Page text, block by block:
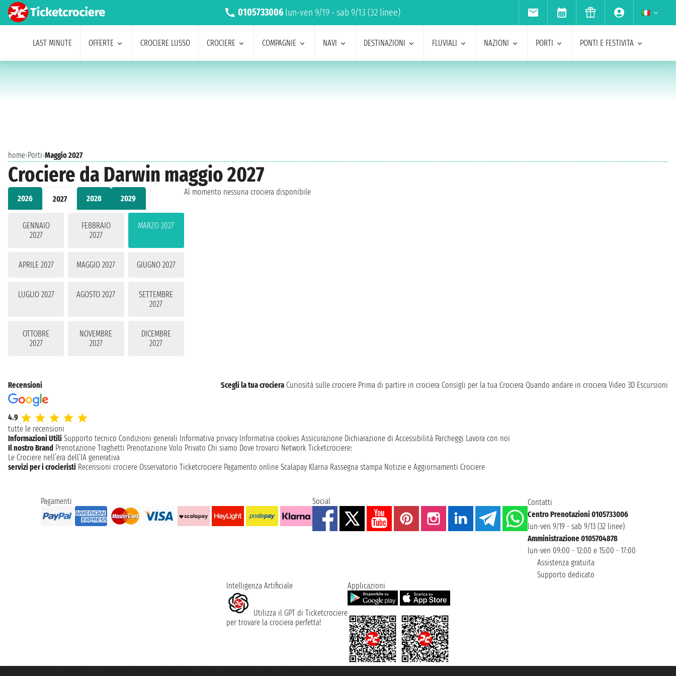
0105733006 lun-ven 9/19 - sab 9/13 (32 linee)
LAST MINUTE OFFERTE CROCIERE LUSSO CROCIERE COMPAGNIE NAVI DESTINAZIONI FLUVIALI NAZIONI PORTI PONTI E FESTIVITA
home›Porti›Maggio 2027
Crociere da Darwin maggio 2027
2026 2027 2028 2029
GENNAIO
2027
FEBBRAIO
2027
MARZO 2027
APRILE 2027 MAGGIO 2027 GIUGNO 2027
LUGLIO 2027 AGOSTO 2027
SETTEMBRE
2027
OTTOBRE
2027
NOVEMBRE
2027
DICEMBRE
2027
Al momento nessuna crociera disponibile
Recensioni
4.9
tutte le recensioni
Scegli la tua crociera Curiosità sulle crociere Prima di partire in crociera Consigli per la tua Crociera Quando andare in crociera Video 3D Escursioni
Informazioni Utili Supporto tecnico Condizioni generali Informativa privacy Informativa cookies Assicurazione Dichiarazione di Accessibilità Parcheggi Lavora con noi
Il nostro Brand Prenotazione Traghetti Prenotazione Volo Privato Chi siamo Dove trovarci Network Ticketcrociere:
Le Crociere nell’era dell’IA generativa
servizi per i crocieristi Recensioni crociere Osservatorio Ticketcrociere Pagamento online Scalapay Klarna Rassegna stampa Notizie e Aggiornamenti Crociere
Pagamenti Social
Contatti
Centro Prenotazioni 0105733006
lun-ven 9/19 - sab 9/13 (32 linee)
Amministrazione 0105704878
lun-ven 09:00 - 12:00 e 15:00 - 17:00
Assistenza gratuita
Supporto dedicato
Intelligenza Artificiale
Utilizza il GPT di Ticketcrociere
per trovare la crociera perfetta!
Applicazioni